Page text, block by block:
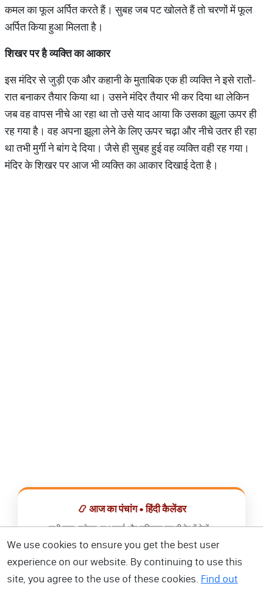
कमल का फूल अर्पित करते हैं। सुबह जब पट खोलते हैं तो चरणों में फूल
अर्पित किया हुआ मिलता है।
शिखरपरहैव्यक्तिकाआकार
इस मंदिर से जुड़ी एक और कहानी के मुताबिक एक ही व्यक्ति ने इसे रातों-
रात बनाकर तैयार किया था। उसने मंदिर तैयार भी कर दिया था लेकिन
जब वह वापस नीचे आ रहा था तो उसे याद आया कि उसका झूला ऊपर ही
रह गया है। वह अपना झूला लेने के लिए ऊपर चढ़ा और नीचे उतर ही रहा
था तभी मुर्गी ने बांग दे दिया। जैसे ही सुबह हुई वह व्यक्ति वही रह गया।
मंदिर के शिखर पर आज भी व्यक्ति का आकार दिखाई देता है।
📿 आज का पंचांग • हिंदी कैलेंडर
सभी व्रत, त्योहार, शुभ मुहूर्त और राशिफल एक ही ऐप में देखें।
📅 हिंदी कैलेंडर ऐप डाउनलोड करें
We use cookies to ensure you get the best user
experience on our website. By continuing to use this
site, you agree to the use of these cookies. Find out